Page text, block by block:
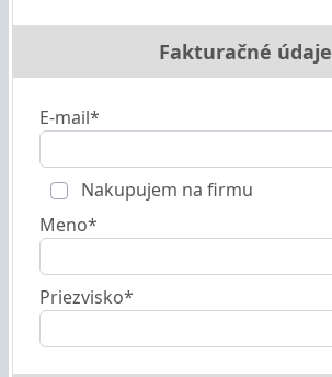
Fakturačné údaje
E-mail*
Nakupujem na firmu
Meno*
Priezvisko*